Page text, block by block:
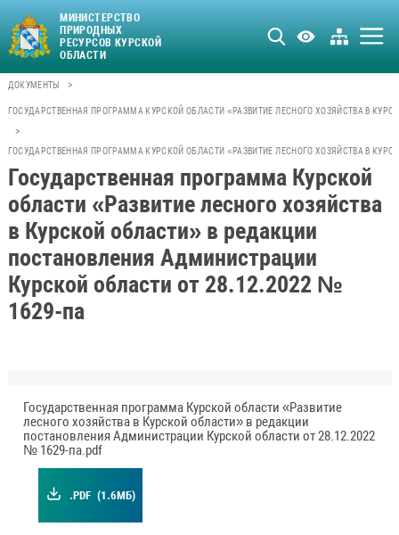
МИНИСТЕРСТВО
ПРИРОДНЫХ
РЕСУРСОВ КУРСКОЙ
ОБЛАСТИ
ДОКУМЕНТЫ >
ГОСУДАРСТВЕННАЯ ПРОГРАММА КУРСКОЙ ОБЛАСТИ «РАЗВИТИЕ ЛЕСНОГО ХОЗЯЙСТВА В
>
ГОСУДАРСТВЕННАЯ ПРОГРАММА КУРСКОЙ ОБЛАСТИ «РАЗВИТИЕ ЛЕСНОГО ХОЗЯЙСТВА В
Государственная программа Курской
области «Развитие лесного хозяйства
в Курской области» в редакции
постановления Администрации
Курской области от 28.12.2022 №
1629-па
Государственная программа Курской области «Развитие
лесного хозяйства в Курской области» в редакции
постановления Администрации Курской области от 28.12.2022
№ 1629-па.pdf
.PDF (1.6МБ)